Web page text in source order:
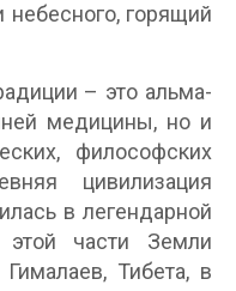
горящий
– это альма-
медицины, но и
философских
цивилизация
в легендарной
этой части Земли
Тибета, в